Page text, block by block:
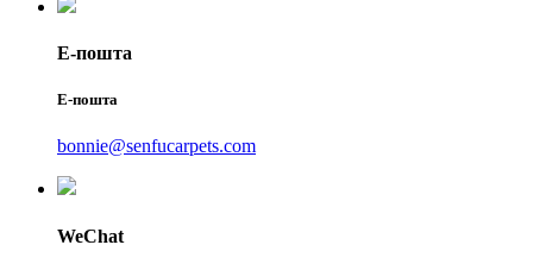
Е-пошта
Е-пошта
bonnie@senfucarpets.com
WeChat